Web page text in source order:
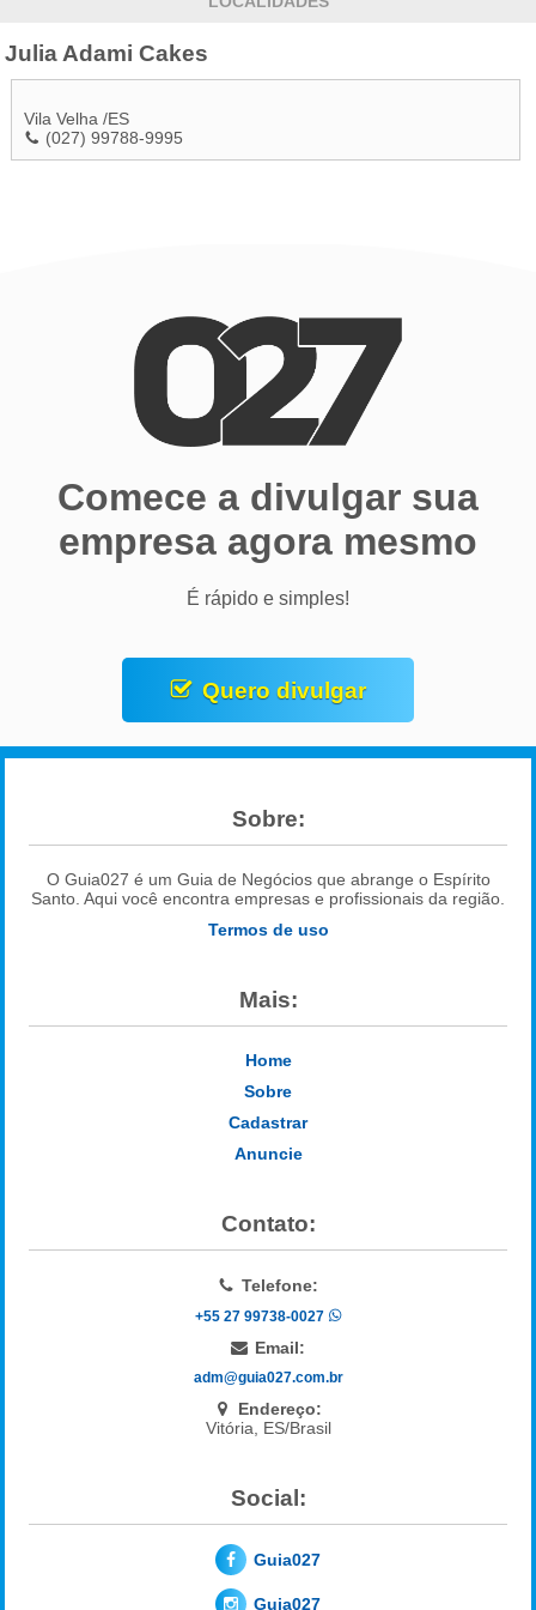
Julia Adami Cakes
Vila Velha /ES
(027) 99788-9995
Comece a divulgar sua
empresa agora mesmo
É rápido e simples!
Quero divulgar
Sobre:
O Guia027 é um Guia de Negócios que abrange o Espírito
Santo. Aqui você encontra empresas e profissionais da região.
Termos de uso
Mais:
Home
Sobre
Cadastrar
Anuncie
Contato:
Telefone:
+55 27 99738-0027
Email:
adm@guia027.com.br
Endereço:
Vitória, ES/Brasil
Social:
Guia027
Guia027